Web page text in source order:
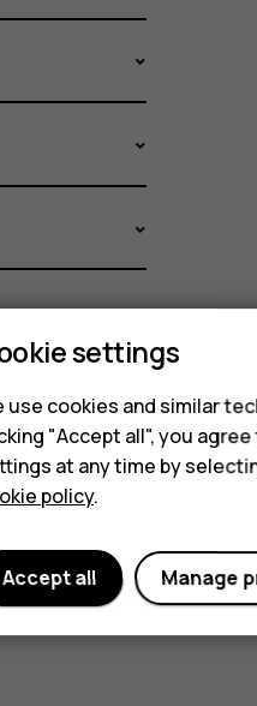
settings
use cookies and similar
"Accept all", you
at any time by
policy.
Manage
Accept all